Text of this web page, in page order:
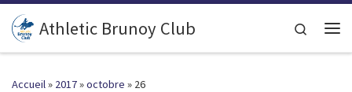
Passer au contenu
Athletic Brunoy Club Search
Accueil» 2017»octobre » 26